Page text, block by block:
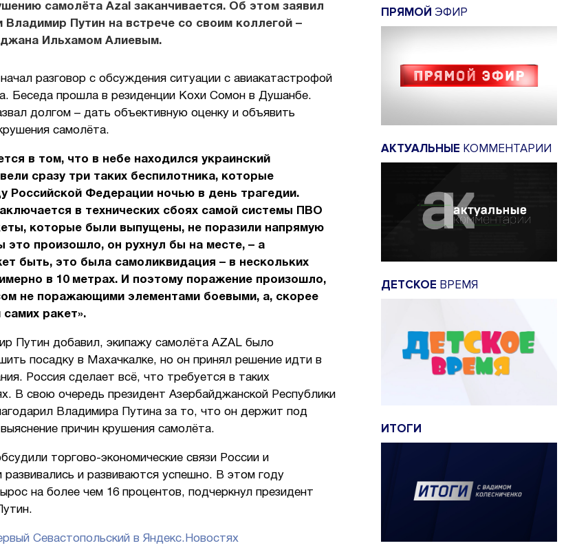
самолёта Azal заканчивается. Об этом заявил
Владимир Путин на встрече со своим коллегой –
Ильхамом Алиевым.
начал разговор с обсуждения ситуации с авиакатастрофой
Беседа прошла в резиденции Кохи Сомон в Душанбе.
долгом – дать объективную оценку и объявить
самолёта.
в том, что в небе находился украинский
сразу три таких беспилотника, которые
Российской Федерации ночью в день трагедии.
в технических сбоях самой системы ПВО
которые были выпущены, не поразили напрямую
это произошло, он рухнул бы на месте, – а
быть, это была самоликвидация – в нескольких
в 10 метрах. И поэтому поражение произошло,
не поражающими элементами боевыми, а, скорее
ракет».
Путин добавил, экипажу самолёта AZAL было
посадку в Махачкалке, но он принял решение идти в
Россия сделает всё, что требуется в таких
В свою очередь президент Азербайджанской Республики
Владимира Путина за то, что он держит под
причин крушения самолёта.
торгово-экономические связи России и
и развиваются успешно. В этом году
на более чем 16 процентов, подчеркнул президент
Севастопольский в Яндекс.Новостях
ПРЯМОЙ ЭФИР
АКТУАЛЬНЫЕ КОММЕНТАРИИ
ДЕТСКОЕ ВРЕМЯ
ИТОГИ